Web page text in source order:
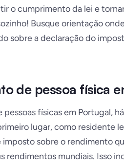
o cumprimento da lei e
Busque orientação
sobre a declaração do
de pessoa física
físicas em Portugal,
lugar, como residente
sobre o rendimento
rendimentos mundiais. Isso